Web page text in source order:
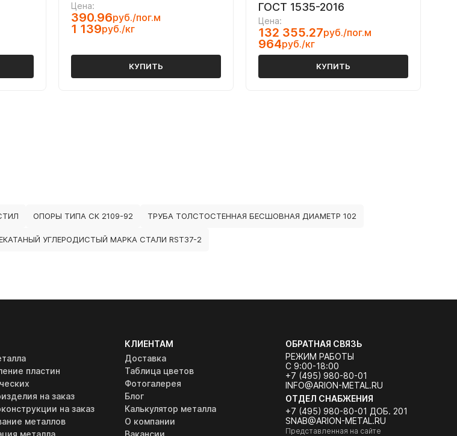
Цена:
390.96руб./пог.м
1 139руб./кг
КУПИТЬ
ГОСТ 1535-2016
Цена:
132 355.27руб./пог.м
964руб./кг
КУПИТЬ
ОПОРЫ ТИПА СК 2109-92 ТРУБА ТОЛСТОСТЕННАЯ БЕСШОВНАЯ ДИАМЕТР 102
УГЛЕРОДИСТЫЙ МАРКА СТАЛИ RST37-2
пластин
на заказ
на заказ
металлов
металла
КЛИЕНТАМ
Доставка
Таблица цветов
Фотогалерея
Блог
Калькулятор металла
О компании
Вакансии
ОБРАТНАЯ СВЯЗЬ
РЕЖИМ РАБОТЫ
С 9:00-18:00
+7 (495) 980-80-01
INFO@ARION-METAL.RU
ОТДЕЛ СНАБЖЕНИЯ
+7 (495) 980-80-01 ДОБ. 201
SNAB@ARION-METAL.RU
Представленная на сайте